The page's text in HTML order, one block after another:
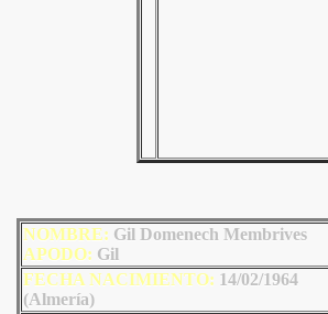
NOMBRE: Gil Domenech
APODO: Gil
FECHA NACIMIENTO: 14/02/
(Almería)